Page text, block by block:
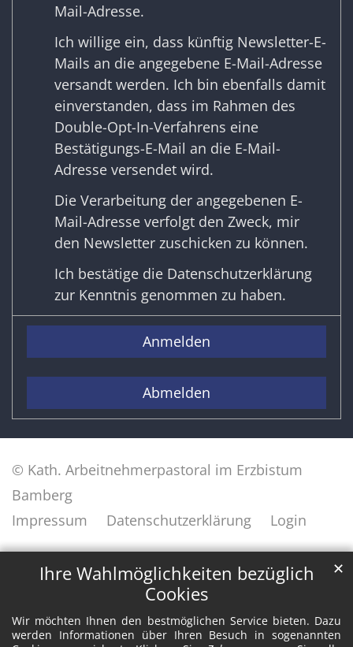
Ihre Wahlmöglichkeiten bezüglich
Cookies
Wir möchten Ihnen den bestmöglichen Service bieten. Dazu
werden Informationen über Ihren Besuch in sogenannten
✕
Mail-Adresse.
Ich willige ein, dass künftig Newsletter-E-
Mails an die angegebene E-Mail-Adresse
versandt werden. Ich bin ebenfalls damit
einverstanden, dass im Rahmen des
Double-Opt-In-Verfahrens eine
Bestätigungs-E-Mail an die E-Mail-
Adresse versendet wird.
Die Verarbeitung der angegebenen E-
Mail-Adresse verfolgt den Zweck, mir
den Newsletter zuschicken zu können.
Ich bestätige die Datenschutzerklärung
zur Kenntnis genommen zu haben.
Anmelden
Abmelden
© Kath. Arbeitnehmerpastoral im Erzbistum
Bamberg
Impressum
Datenschutzerklärung Login